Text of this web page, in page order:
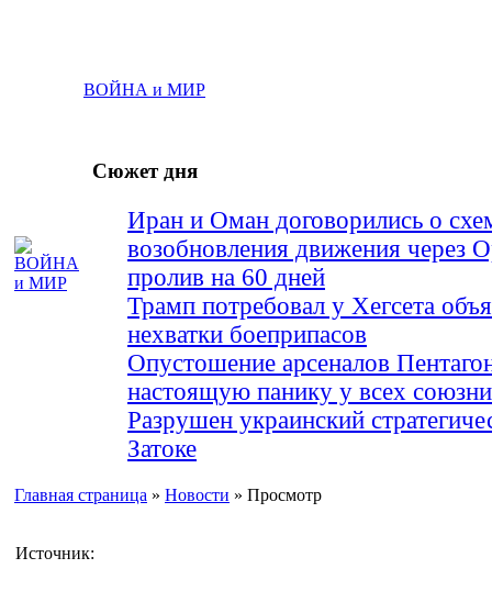
ВОЙНА и МИР
Сюжет дня
Иран и Оман договорились о
возобновления движения через
пролив на 60 дней
Трамп потребовал у Хегсета
нехватки боеприпасов
Опустошение арсеналов
настоящую панику у всех
Разрушен украинский
Затоке
Главная страница » Новости » Просмотр
Источник: